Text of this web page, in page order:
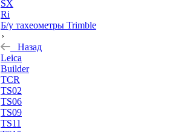
SX
Ri
Б/у тахеометры Trimble
Назад
Leica
Builder
TCR
TS02
TS06
TS09
TS11